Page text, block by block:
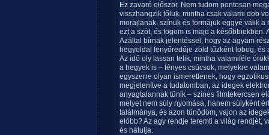
Ez zavaró először. Nem tudom pontosan
visszhangzik tőlük, mintha csak valami dob
morajlanak, színük és formájuk eggyé válik
ezt a szót, és fogom is majd a
Azáltal bírnak jelentéssel, hogy az agyam
hegyoldal fenyőredője zöld tűzként lobog,
Az idő oly lassan telik, mintha valamiféle
a hegyek is – fényes csúcsok, melyekre
egyszerre olyan ismeretlenek, hogy
megjelenítve a tudatomban, az idegek
anyagtalannak tűnik – színes filmtekercsen
melyet nem súly nyomása, hanem súlyként
találmánya, és azon tűnődöm, vajon az
előbb? Az agy rendje teremti a világ rendjét,
és hátulja.